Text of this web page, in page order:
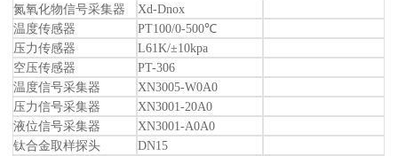
氮氧化物信号采集器
Xd-Dnox
温度传感器
PT100/0-500℃
压力传感器
L61K/±10kpa
空压传感器
PT-306
温度信号采集器
XN3005-W0A0
压力信号采集器
XN3001-20A0
液位信号采集器
XN3001-A0A0
钛合金取样探头
DN15